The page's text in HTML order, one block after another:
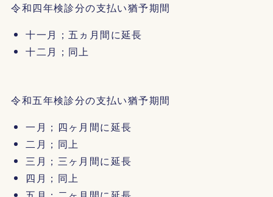
令和四年検診分の支払い猶予期間
十一月；五ヵ月間に延長
十二月；同上
令和五年検診分の支払い猶予期間
一月；四ヶ月間に延長
二月；同上
三月；三ヶ月間に延長
四月；同上